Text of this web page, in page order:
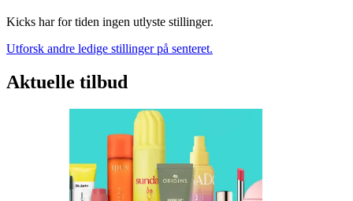
Kicks har for tiden ingen utlyste stillinger.
Utforsk andre ledige stillinger på senteret.
Aktuelle tilbud